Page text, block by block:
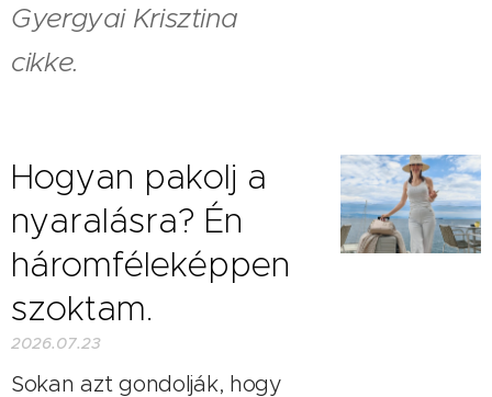
Gyergyai Krisztina
cikke.
Hogyan pakolj a
nyaralásra? Én
háromféleképpen
szoktam.
2026.07.23
Sokan azt gondolják, hogy